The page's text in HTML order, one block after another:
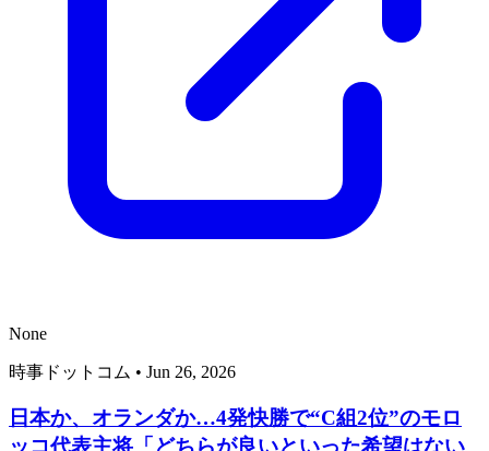
None
時事ドットコム • Jun 26, 2026
日本か、オランダか…4発快勝で“C組2位”のモロ
ッコ代表主将「どちらが良いといった希望はない